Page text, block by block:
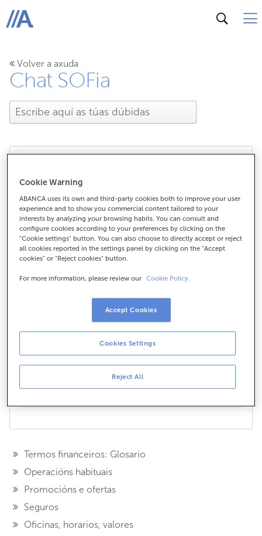
ABANCA
Volver a axuda
Chat SOFia
É seguro usar SOFia, o
chat de IA?
É seguro usar SOFia, o chat de IA?
Si, o chat é completamente seguro xa que se aplican
almacena información persoal dos usuarios e
garante a confidencialidade das túas consultas.
¿Te hemos ayudado?
Si No
Compártelo en...
Termos financeiros: Glosario
Operacións habituais
Promocións e ofertas
Seguros
Oficinas, horarios, valores
Cookie Warning
ABANCA uses its own and third-party cookies both to improve your user
experience and to show you commercial content tailored to your
interests by analyzing your browsing habits. You can consult and
configure cookies according to your preferences by clicking on the
"Cookie settings" button. You can also choose to directly accept or reject
all cookies reported in the settings panel by clicking on the "Accept
cookies" or "Reject cookies" button.
For more information, please review our Cookie Policy.
Reject All
Cookies Settings
Accept Cookies